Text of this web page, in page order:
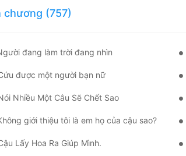
chương (757)
đang làm trời đang nhìn
được một người bạn nữ
Nhiều Một Câu Sẽ Chết Sao
giới thiệu tôi là em họ của cậu sao?
Lấy Hoa Ra Giúp Mình.